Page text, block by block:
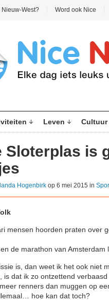
Nieuw-West? Word ook Nice
Leven Cultuur
Sloterplas is
Hogenbirk op 6 mei 2015 in
mensen hoorden praten over
de marathon van Amsterdam
is, dan weet ik het ook niet
is dat ik zo ontzettend
renners dan muggen op
hoe kan dat toch?